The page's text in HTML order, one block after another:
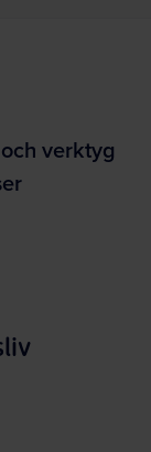
verktyg